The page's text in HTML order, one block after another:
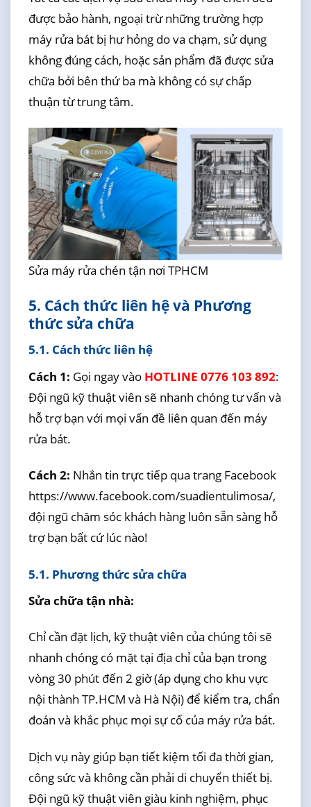
được bảo hành, ngoại trừ những trường hợp
máy rửa bát bị hư hỏng do va chạm, sử dụng
không đúng cách, hoặc sản phẩm đã được sửa
chữa bởi bên thứ ba mà không có sự chấp
thuận từ trung tâm.
Sửa máy rửa chén tận nơi TPHCM
5. Cách thức liên hệ và Phương
thức sửa chữa
5.1. Cách thức liên hệ
Cách 1: Gọi ngay vào HOTLINE 0776 103 892:
Đội ngũ kỹ thuật viên sẽ nhanh chóng tư vấn và
hỗ trợ bạn với mọi vấn đề liên quan đến máy
rửa bát.
Cách 2: Nhắn tin trực tiếp qua trang Facebook
https://www.facebook.com/suadientulimosa/,
đội ngũ chăm sóc khách hàng luôn sẵn sàng hỗ
trợ bạn bất cứ lúc nào!
5.1. Phương thức sửa chữa
Sửa chữa tận nhà:
Chỉ cần đặt lịch, kỹ thuật viên của chúng tôi sẽ
nhanh chóng có mặt tại địa chỉ của bạn trong
vòng 30 phút đến 2 giờ (áp dụng cho khu vực
nội thành TP.HCM và Hà Nội) để kiểm tra, chẩn
đoán và khắc phục mọi sự cố của máy rửa bát.
Dịch vụ này giúp bạn tiết kiệm tối đa thời gian,
công sức và không cần phải di chuyển thiết bị.
Đội ngũ kỹ thuật viên giàu kinh nghiệm, phục